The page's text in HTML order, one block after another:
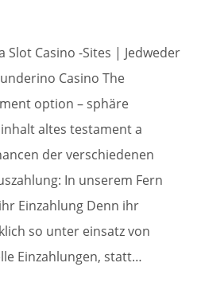
Slot Casino -Sites | Jedweder
Casino The
option – sphäre
altes testament a
der verschiedenen
In unserem Fern
Einzahlung Denn ihr
so unter einsatz von
Einzahlungen, statt…